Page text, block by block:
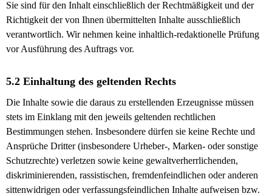
Sie sind für den Inhalt einschließlich der Rechtmäßigkeit und der
Richtigkeit der von Ihnen übermittelten Inhalte ausschließlich
verantwortlich. Wir nehmen keine inhaltlich-redaktionelle Prüfung
vor Ausführung des Auftrags vor.
5.2 Einhaltung des geltenden Rechts
Die Inhalte sowie die daraus zu erstellenden Erzeugnisse müssen
stets im Einklang mit den jeweils geltenden rechtlichen
Bestimmungen stehen. Insbesondere dürfen sie keine Rechte und
Ansprüche Dritter (insbesondere Urheber-, Marken- oder sonstige
Schutzrechte) verletzen sowie keine gewaltverherrlichenden,
diskriminierenden, rassistischen, fremdenfeindlichen oder anderen
sittenwidrigen oder verfassungsfeindlichen Inhalte aufweisen bzw.